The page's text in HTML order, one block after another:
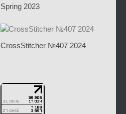
Spring 2023
CrossStitcher №407 2024